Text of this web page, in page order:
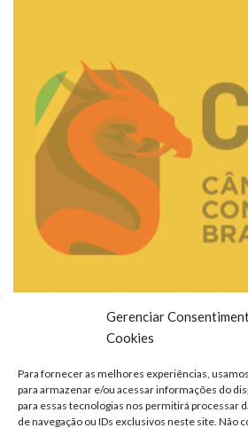
Gerenciar
Cookies
Para fornecer as melhores experiências,
para armazenar e/ou acessar informações do
para essas tecnologias nos permitirá processar
de navegação ou IDs exclusivos neste site. Não